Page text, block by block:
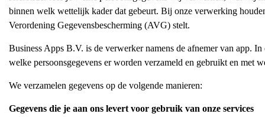
binnen welk wettelijk kader dat gebeurt. Bij onze verwerking
Verordening Gegevensbescherming (AVG) stelt.
Business Apps B.V. is de verwerker namens de afnemer van app.
welke persoonsgegevens er worden verzameld en gebruikt en met
We verzamelen gegevens op de volgende manieren:
Gegevens die je aan ons levert voor gebruik van onze services